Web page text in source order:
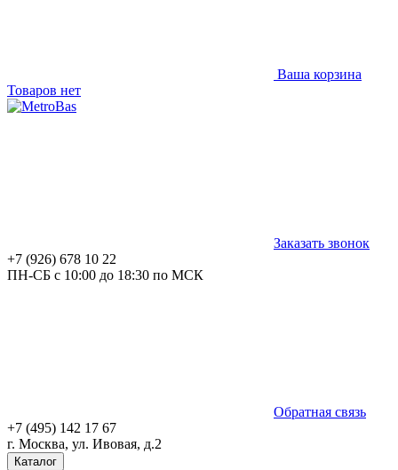
Ваша корзина
Товаров нет
Заказать звонок
+7 (926) 678 10 22
ПН-СБ с 10:00 до 18:30 по МСК
Обратная связь
+7 (495) 142 17 67
г. Москва, ул. Ивовая, д.2
Каталог